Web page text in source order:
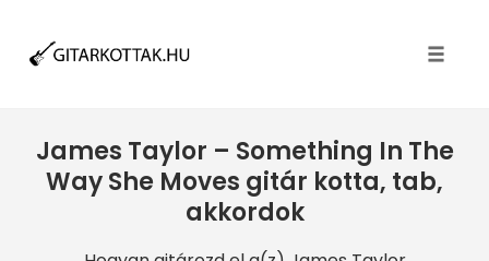
James Taylor – Something In The
Way She Moves gitár kotta, tab,
akkordok